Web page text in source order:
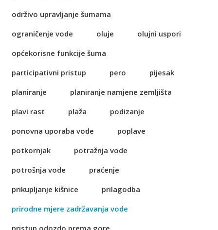
održivo upravljanje šumama
ograničenje vode
oluje
olujni uspori
općekorisne funkcije šuma
participativni pristup
pero
pijesak
planiranje
planiranje namjene zemljišta
plavi rast
plaža
podizanje
ponovna uporaba vode
poplave
potkornjak
potražnja vode
potrošnja vode
praćenje
prikupljanje kišnice
prilagodba
prirodne mjere zadržavanja vode
pristup odozdo prema gore